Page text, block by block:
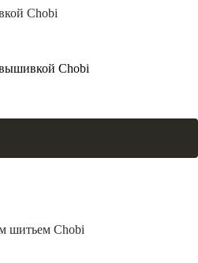
Chobi
Chobi
шитьем Chobi